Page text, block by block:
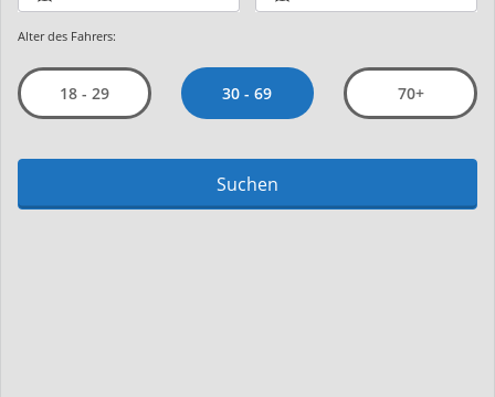
Alter des Fahrers:
18 - 29 30 - 69 70+
Suchen